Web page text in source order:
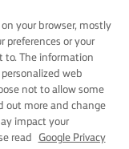
your browser, mostly
preferences or your
to. The information
web
not to allow some
out more and change
impact your
read
Google Privacy